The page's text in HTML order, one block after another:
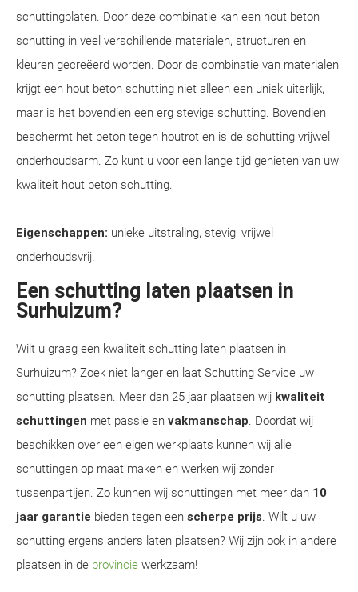
schuttingplaten. Door deze combinatie kan een hout beton
schutting in veel verschillende materialen, structuren en
kleuren gecreëerd worden. Door de combinatie van materialen
krijgt een hout beton schutting niet alleen een uniek uiterlijk,
maar is het bovendien een erg stevige schutting. Bovendien
beschermt het beton tegen houtrot en is de schutting vrijwel
onderhoudsarm. Zo kunt u voor een lange tijd genieten van uw
kwaliteit hout beton schutting.
Eigenschappen: unieke uitstraling, stevig, vrijwel
onderhoudsvrij.
Een schutting laten plaatsen in
Surhuizum?
Wilt u graag een kwaliteit schutting laten plaatsen in
Surhuizum? Zoek niet langer en laat Schutting Service uw
schutting plaatsen. Meer dan 25 jaar plaatsen wij kwaliteit
schuttingen met passie en vakmanschap. Doordat wij
beschikken over een eigen werkplaats kunnen wij alle
schuttingen op maat maken en werken wij zonder
tussenpartijen. Zo kunnen wij schuttingen met meer dan 10
jaar garantie bieden tegen een scherpe prijs. Wilt u uw
schutting ergens anders laten plaatsen? Wij zijn ook in andere
plaatsen in de provincie werkzaam!